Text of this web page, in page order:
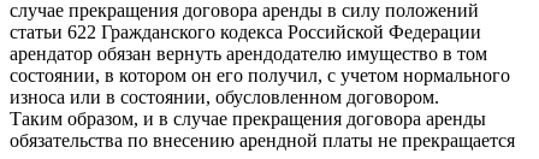
случае прекращения договора аренды в силу положений
статьи 622 Гражданского кодекса Российской Федерации
арендатор обязан вернуть арендодателю имущество в том
состоянии, в котором он его получил, с учетом нормального
износа или в состоянии, обусловленном договором.
Таким образом, и в случае прекращения договора аренды
обязательства по внесению арендной платы не прекращается